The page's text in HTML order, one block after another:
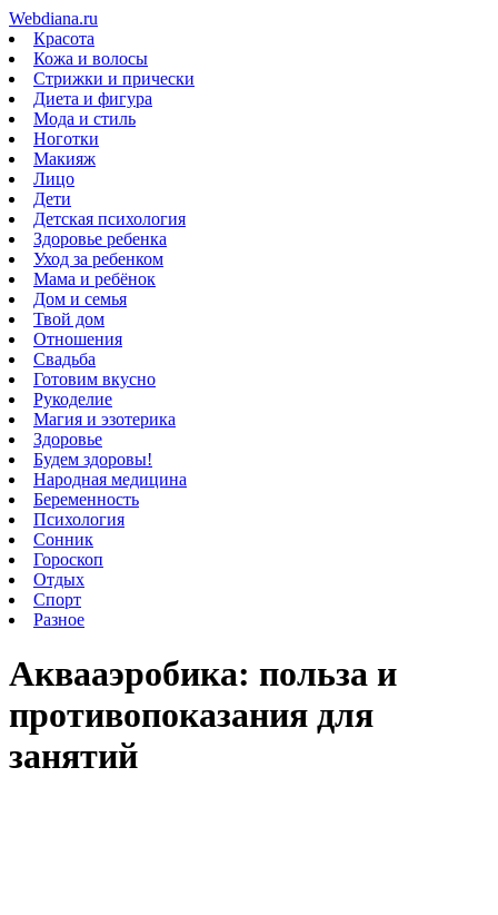
Webdiana.ru
Красота
Кожа и волосы
Стрижки и прически
Диета и фигура
Мода и стиль
Ноготки
Макияж
Лицо
Дети
Детская психология
Здоровье ребенка
Уход за ребенком
Мама и ребёнок
Дом и семья
Твой дом
Отношения
Свадьба
Готовим вкусно
Рукоделие
Магия и эзотерика
Здоровье
Будем здоровы!
Народная медицина
Беременность
Психология
Сонник
Гороскоп
Отдых
Спорт
Разное
Аквааэробика: польза и
противопоказания для
занятий